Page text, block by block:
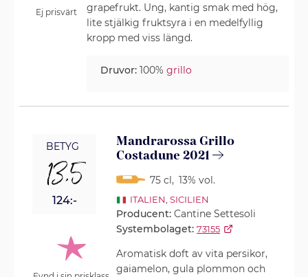
Ej prisvärt
grapefrukt. Ung, kantig smak med hög,
lite stjälkig fruktsyra i en medelfyllig
kropp med viss längd.
Druvor: 100%grillo
BETYG
13,5
124:-
Mandrarossa Grillo
Costadune 2021
75 cl, 13% vol.
ITALIEN SICILIEN
Producent:Cantine Settesoli
Systembolaget: 73155
Aromatisk doft av vita persikor,
gaiamelon, gula plommon och